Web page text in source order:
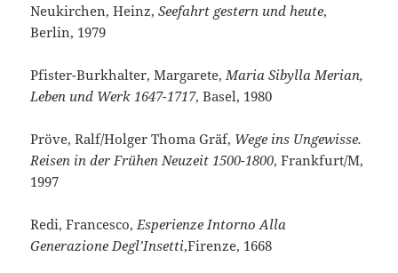
Neukirchen, Heinz,Seefahrt gestern und heute,
Berlin, 1979
Pfister-Burkhalter, Margarete, Maria Sibylla Merian,
Leben und Werk 1647-1717, Basel, 1980
Pröve, Ralf/Holger Thoma Gräf, Wege ins Ungewisse.
Reisen in der Frühen Neuzeit 1500-1800, Frankfurt/M,
1997
Redi, Francesco, Esperienze Intorno Alla
Generazione Degl’Insetti,Firenze, 1668